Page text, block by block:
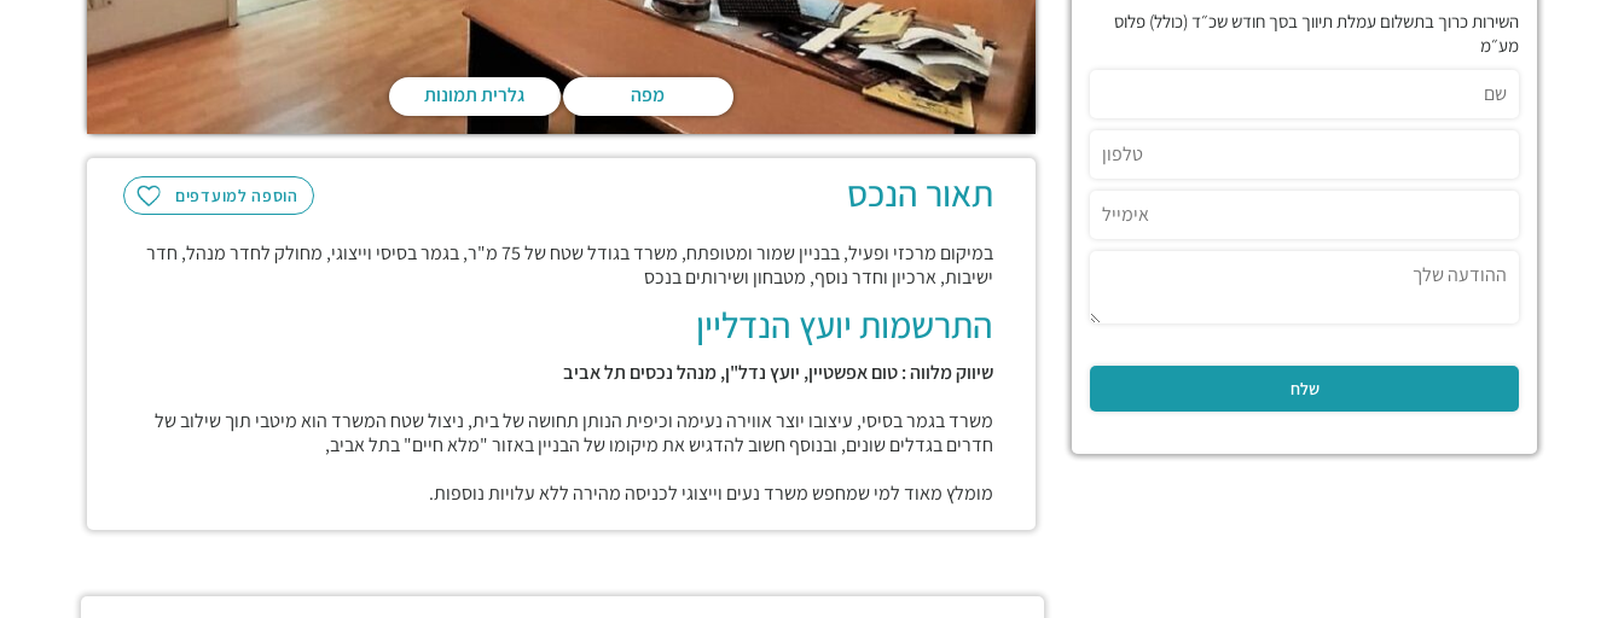
מפה גלרית תמונות
הוספה למועדפים תאור הנכס
במיקום מרכזי ופעיל, בבניין שמור ומטופתח, משרד בגודל שטח של 75 מ"ר, בגמר בסיסי וייצוגי, מחולק לחדר מנהל, חדר
ישיבות, ארכיון וחדר נוסף, מטבחון ושירותים בנכס
התרשמות יועץ הנדליין
שיווק מלווה : טום אפשטיין, יועץ נדל"ן, מנהל נכסים תל אביב
משרד בגמר בסיסי, עיצובו יוצר אווירה נעימה וכיפית הנותן תחושה של בית, ניצול שטח המשרד הוא מיטבי תוך שילוב של
חדרים בגדלים שונים, ובנוסף חשוב להדגיש את מיקומו של הבניין באזור "מלא חיים" בתל אביב,
מומלץ מאוד למי שמחפש משרד נעים וייצוגי לכניסה מהירה ללא עלויות נוספות.
השירות כרוך בתשלום עמלת תיווך בסך חודש שכ״ד (כולל) פלוס
מע״מ